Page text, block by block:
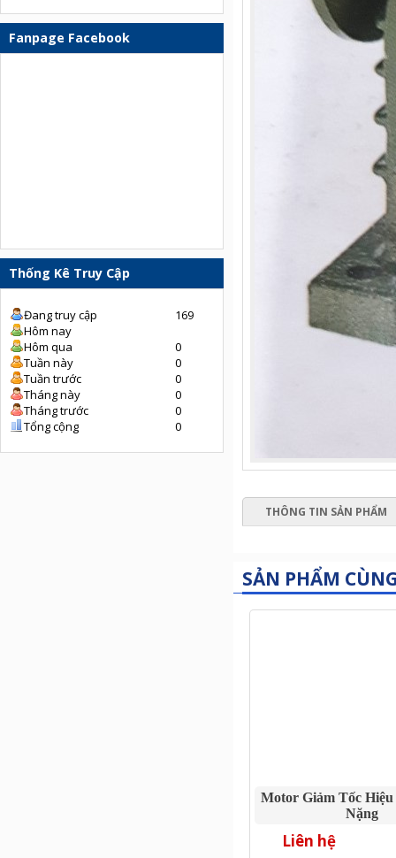
Fanpage Facebook
Thống Kê Truy Cập
Đang truy cập
169
Hôm nay
Hôm qua
0
Tuần này
0
Tuần trước
0
Tháng này
0
Tháng trước
0
Tổng cộng
0
THÔNG TIN SẢN PHẨM
SẢN PHẨM
Motor Giảm Tốc
Nặng
Liên hệ